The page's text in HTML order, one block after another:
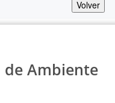
Volver
Ambiente